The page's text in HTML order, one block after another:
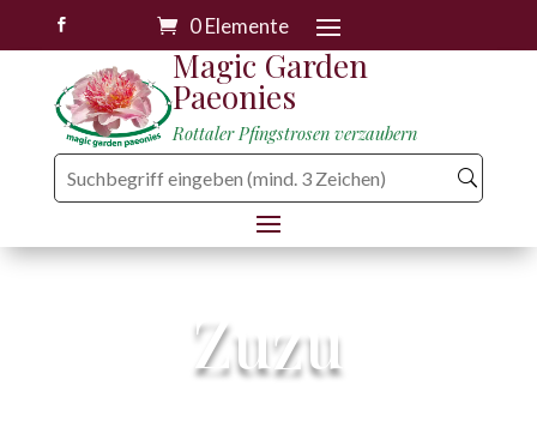
 0 Elemente
Magic Garden
Paeonies
Rottaler Pfingstrosen verzaubern
Zuzu